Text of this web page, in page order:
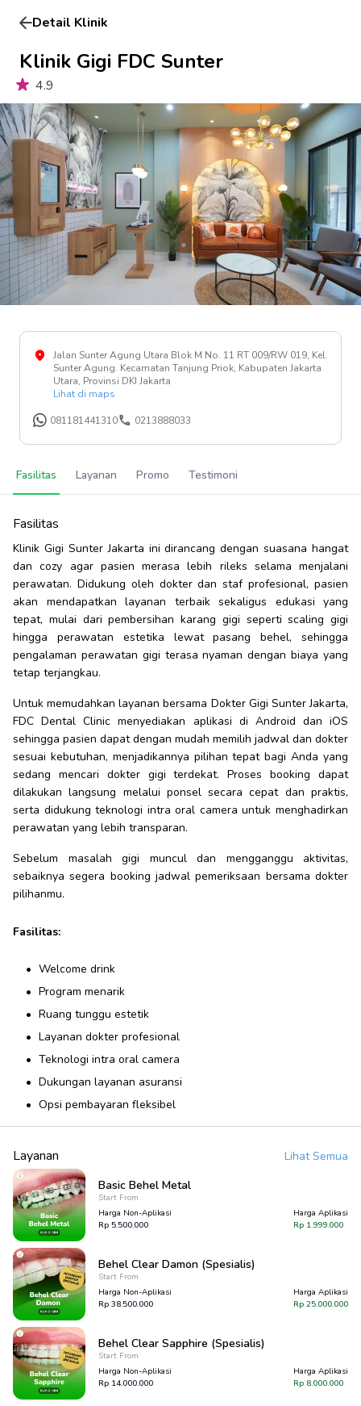
Detail Klinik
Klinik Gigi FDC Sunter
4.9
Jalan Sunter Agung Utara Blok M No. 11 RT 009/RW 019, Kel.
Sunter Agung. Kecamatan Tanjung Priok, Kabupaten Jakarta
Utara, Provinsi DKI Jakarta
Lihat di maps
081181441310 0213888033
Fasilitas Layanan Promo Testimoni
Fasilitas
Klinik Gigi Sunter Jakarta ini dirancang dengan suasana hangat
dan cozy agar pasien merasa lebih rileks selama menjalani
perawatan. Didukung oleh dokter dan staf profesional, pasien
akan mendapatkan layanan terbaik sekaligus edukasi yang
tepat, mulai dari pembersihan karang gigi seperti scaling gigi
hingga perawatan estetika lewat pasang behel, sehingga
pengalaman perawatan gigi terasa nyaman dengan biaya yang
tetap terjangkau.
Untuk memudahkan layanan bersama Dokter Gigi Sunter Jakarta,
FDC Dental Clinic menyediakan aplikasi di Android dan iOS
sehingga pasien dapat dengan mudah memilih jadwal dan dokter
sesuai kebutuhan, menjadikannya pilihan tepat bagi Anda yang
sedang mencari dokter gigi terdekat. Proses booking dapat
dilakukan langsung melalui ponsel secara cepat dan praktis,
serta didukung teknologi intra oral camera untuk menghadirkan
perawatan yang lebih transparan.
Sebelum masalah gigi muncul dan mengganggu aktivitas,
sebaiknya segera booking jadwal pemeriksaan bersama dokter
pilihanmu.
Fasilitas:
Welcome drink
Program menarik
Ruang tunggu estetik
Layanan dokter profesional
Teknologi intra oral camera
Dukungan layanan asuransi
Opsi pembayaran fleksibel
Layanan
Lihat Semua
Basic Behel Metal
Start From
Harga Non-Aplikasi
Rp 5.500.000
Harga Aplikasi
Rp 1.999.000
Behel Clear Damon (Spesialis)
Start From
Harga Non-Aplikasi
Rp 38.500.000
Harga Aplikasi
Rp 25.000.000
Behel Clear Sapphire (Spesialis)
Start From
Harga Non-Aplikasi
Rp 14.000.000
Harga Aplikasi
Rp 8.000.000